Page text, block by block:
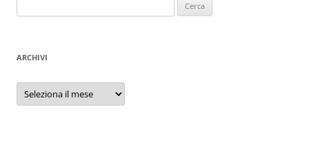
per:
ARCHIVI
Archivi